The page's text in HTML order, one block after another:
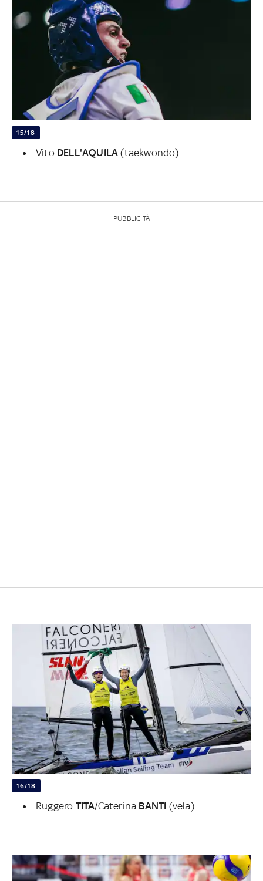
15/18
Vito DELL'AQUILA (taekwondo)
PUBBLICITÀ
16/18
Ruggero TITA/Caterina BANTI (vela)